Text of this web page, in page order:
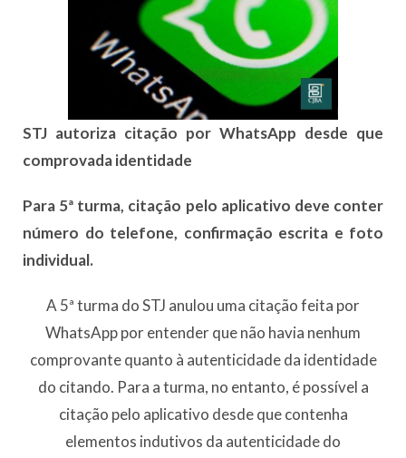
STJ autoriza citação por WhatsApp desde que
comprovada identidade
Para 5ª turma, citação pelo aplicativo deve conter
número do telefone, confirmação escrita e foto
individual.
A 5ª turma do STJ anulou uma citação feita por
WhatsApp por entender que não havia nenhum
comprovante quanto à autenticidade da identidade
do citando. Para a turma, no entanto, é possível a
citação pelo aplicativo desde que contenha
elementos indutivos da autenticidade do